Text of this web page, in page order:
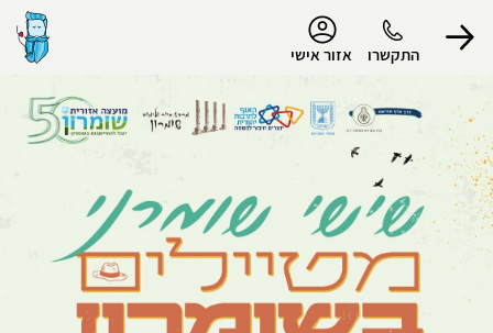
התקשרו אזור אישי
התנתק